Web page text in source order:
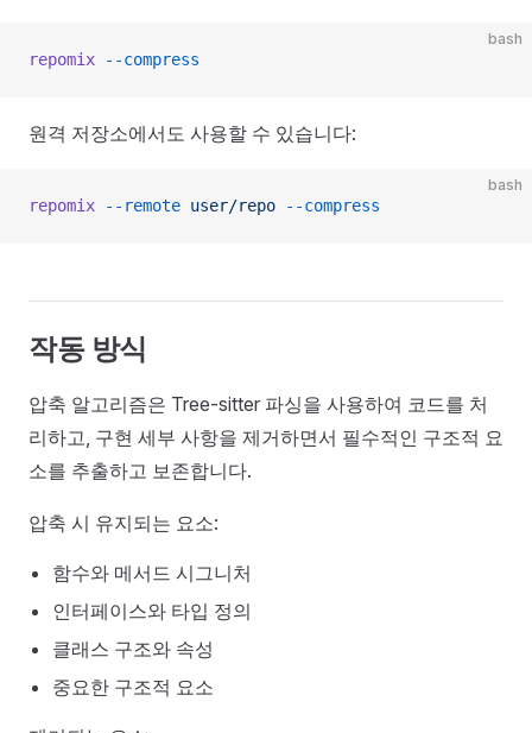
bash
repomix --compress
원격 저장소에서도 사용할 수 있습니다:
bash
repomix --remote user/repo --compress
작동 방식
압축 알고리즘은 Tree-sitter 파싱을 사용하여 코드를 처
리하고, 구현 세부 사항을 제거하면서 필수적인 구조적 요
소를 추출하고 보존합니다.
압축 시 유지되는 요소:
함수와 메서드 시그니처
인터페이스와 타입 정의
클래스 구조와 속성
중요한 구조적 요소